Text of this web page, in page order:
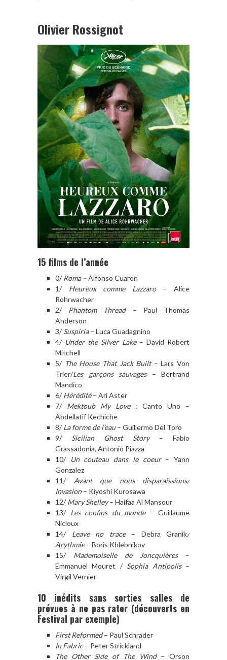
Olivier Rossignot
15 films de l’année
0/ Roma –Alfonso Cuaron
1/ Heureux comme Lazzaro– Alice
Rohrwacher
2/ Phantom Thread– Paul Thomas
Anderson
3/ Suspiria– Luca Guadagnino
4/ Under the Silver Lake– David Robert
Mitchell
5/ The House That Jack Built– Lars Von
Trier/Les garçons sauvages– Bertrand
Mandico
6/ Hérédité– Ari Aster
7/ Mektoub My Love: Canto Uno –
Abdellatif Kechiche
8/ La forme de l’eau– Guillermo Del Toro
9/ Sicilian Ghost Story– Fabio
Grassadonia, Antonio Piazza
10/
Un couteau dans le coeur– Yann
Gonzalez
11/ Avant que nous disparaissions/
Invasion– Kiyoshi Kurosawa
12/ Mary Shelley– Haifaa Al Mansour
13/ Les confins du monde– Guillaume
Nicloux
14/ Leave no trace– Debra Granik/
Arythmie– Boris Khlebnikov
15/ Mademoiselle de Joncquières–
Emmanuel Mouret / Sophia Antipolis–
Virgil Vernier
10 inédits sans sorties salles de
prévues à ne pas rater (découverts en
Festival par exemple)
First Reformed– Paul Schrader
In Fabric– Peter Strickland
The Other Side of The Wind– Orson